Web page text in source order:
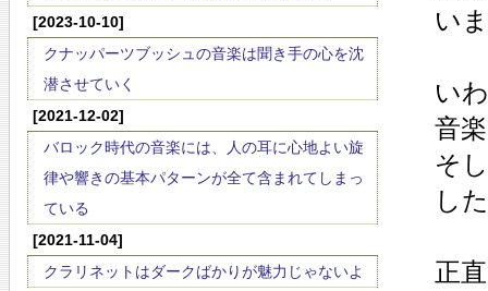
[2023-10-10]
クナッパーツブッシュの音楽は聞き手の心を沈
潜させていく
[2021-12-02]
バロック時代の音楽には、人の耳に心地よい旋
律や響きの基本パターンが全て含まれてしまっ
ている
[2021-11-04]
クラリネットはダークばかりが魅力じゃないよ
い
い
音
そ
し
正